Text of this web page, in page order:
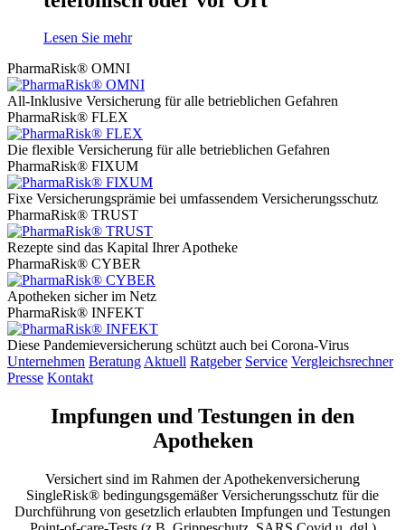
Lesen Sie mehr
PharmaRisk® OMNI
All-Inklusive Versicherung für alle betrieblichen Gefahren
PharmaRisk® FLEX
Die flexible Versicherung für alle betrieblichen Gefahren
PharmaRisk® FIXUM
Fixe Versicherungsprämie bei umfassendem Versicherungsschutz
PharmaRisk® TRUST
Rezepte sind das Kapital Ihrer Apotheke
PharmaRisk® CYBER
Apotheken sicher im Netz
PharmaRisk® INFEKT
Diese Pandemieversicherung schützt auch bei Corona-Virus
Unternehmen BeratungAktuell Ratgeber Service Vergleichsrechner
Presse Kontakt
Impfungen und Testungen in den
Apotheken
Versichert sind im Rahmen der Apothekenversicherung
SingleRisk® bedingungsgemäßer Versicherungsschutz für die
Durchführung von gesetzlich erlaubten Impfungen und Testungen